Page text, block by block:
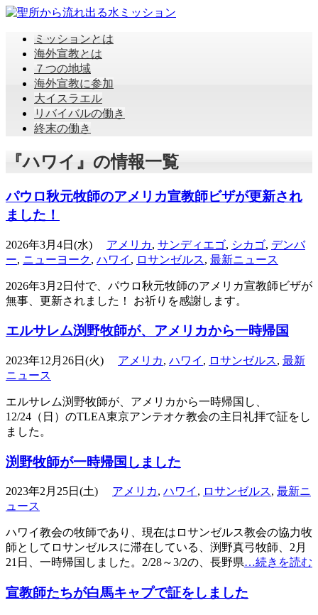
ミッションとは
海外宣教とは
７つの地域
海外宣教に参加
大イスラエル
リバイバルの働き
終末の働き
『ハワイ』の情報一覧
パウロ秋元牧師のアメリカ宣教師ビザが更新され
ました！
2026年3月4日(水) アメリカ, サンディエゴ, シカゴ, デンバ
ー, ニューヨーク, ハワイ , ロサンゼルス, 最新ニュース
2026年3月2日付で、パウロ秋元牧師のアメリカ宣教師ビザが
無事、更新されました！ お祈りを感謝します。
エルサレム渕野牧師が、アメリカから一時帰国
2023年12月26日(火) アメリカ, ハワイ , ロサンゼルス, 最新
ニュース
エルサレム渕野牧師が、アメリカから一時帰国し、
12/24（日）のTLEA東京アンテオケ教会の主日礼拝で証をし
ました。
渕野牧師が一時帰国しました
2023年2月25日(土) アメリカ, ハワイ , ロサンゼルス, 最新ニ
ュース
ハワイ教会の牧師であり、現在はロサンゼルス教会の協力牧
師としてロサンゼルスに滞在している、渕野真弓牧師、2月
21日、一時帰国しました。2/28～3/2の、長野県…続きを読む
宣教師たちが白馬キャプで証をしました